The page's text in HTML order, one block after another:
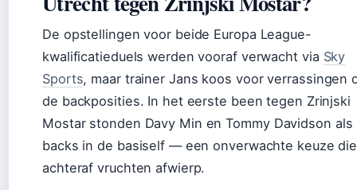
De opstellingen voor beide Europa League-
kwalificatieduels werden vooraf verwacht via Sky
Sports, maar trainer Jans koos voor verrassingen
de backposities. In het eerste been tegen Zrinjski
Mostar stonden Davy Min en Tommy Davidson als
backs in de basiself — een onverwachte keuze die
achteraf vruchten afwierp.